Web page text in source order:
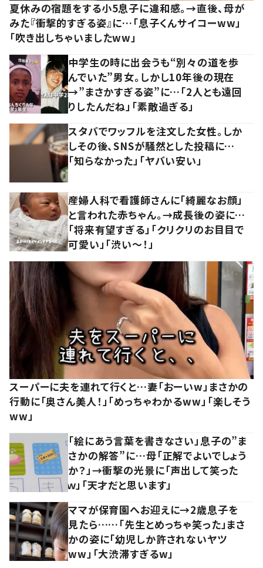
夏休みの宿題をする小5息子に違和感。→直後、母が
みた『衝撃的すぎる姿』に…「息子くんサイコーww」
「吹き出しちゃいましたww」
中学生の時に出会うも“別々の道を歩
んでいた”男女。しかし10年後の現在
→”まさかすぎる姿”に…「2人とも遠回
りしたんだね」「素敵過ぎる」
スタバでワッフルを注文した女性。しか
しその後、SNSが騒然とした投稿に…
「知らなかった」「ヤバい安い」
産婦人科で看護師さんに「綺麗なお顔」
と言われた赤ちゃん。→成長後の姿に…
「将来有望すぎる」「クリクリのお目目で
可愛い」「渋い～！」
スーパーに夫を連れて行くと…妻「おーいw」まさかの
行動に「奥さん美人！」「めっちゃわかるww」「楽しそう
ww」
「絵にあう言葉を書きなさい」息子の”ま
さかの解答”に…母「正解でよいでしょう
か？」→衝撃の光景に「声出して笑った
ｗ」「天才だと思います」
ママが保育園へお迎えに→2歳息子を
見たら……「先生とめっちゃ笑った」まさ
かの姿に「幼児しか許されないヤツ
ww」「大渋滞すぎるw」